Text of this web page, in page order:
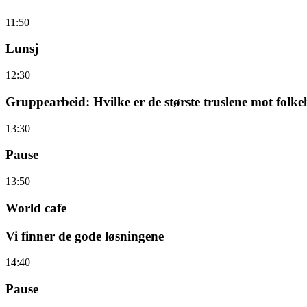
11:50
Lunsj
12:30
Gruppearbeid: Hvilke er de største truslene mot
13:30
Pause
13:50
World cafe
Vi finner de gode løsningene
14:40
Pause